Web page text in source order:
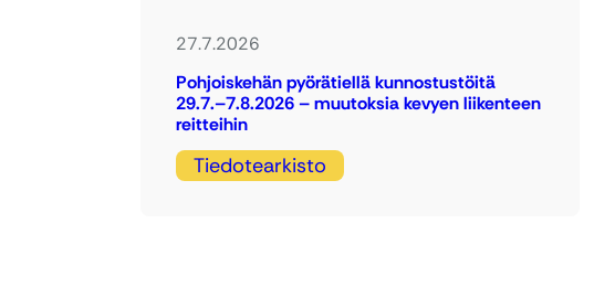
27.7.2026
Pohjoiskehän pyörätiellä kunnostustöitä
29.7.–7.8.2026 – muutoksia kevyen liikenteen
reitteihin
Tiedotearkisto